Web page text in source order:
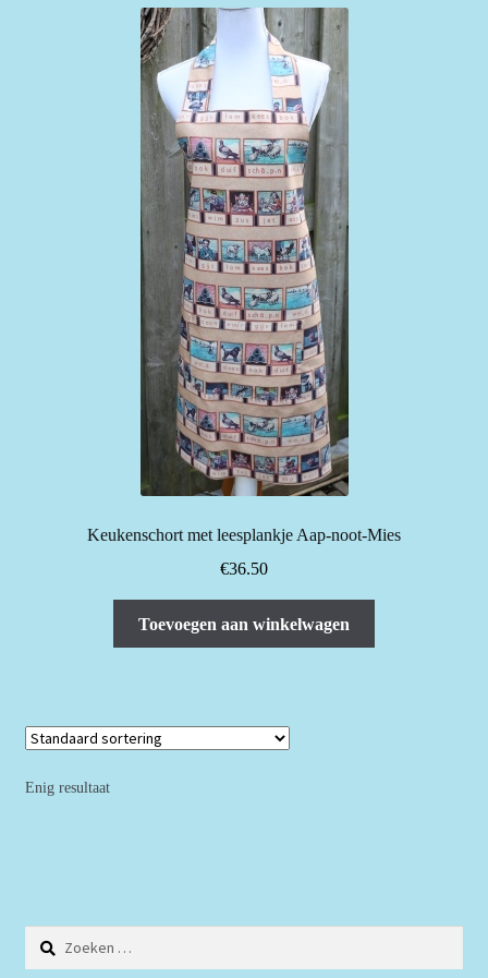
Keukenschort met leesplankje Aap-noot-Mies
€36.50
Toevoegen aan winkelwagen
Enig resultaat
Zoeken
naar: